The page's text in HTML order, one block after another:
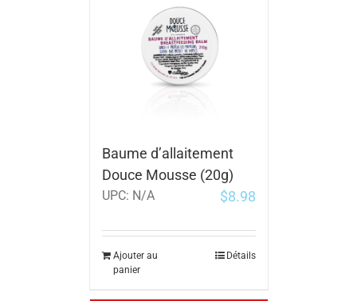
Baume d’allaitement
Douce Mousse (20g)
UPC: N/A $8.98
Ajouter au
panier
Détails